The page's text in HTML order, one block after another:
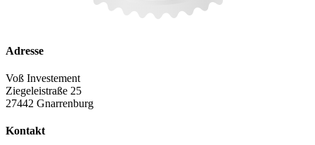
Adresse
Voß Investement
Ziegeleistraße 25
27442 Gnarrenburg
Kontakt